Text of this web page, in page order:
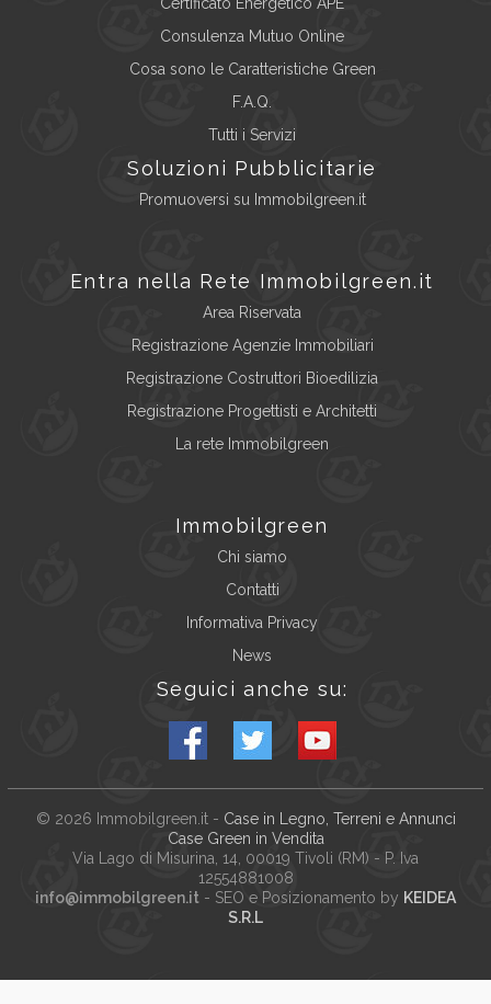
Consulenza Mutuo Online
Cosa sono le Caratteristiche Green
F.A.Q.
Tutti i Servizi
Soluzioni Pubblicitarie
Promuoversi su Immobilgreen.it
Entra nella Rete Immobilgreen.it
Area Riservata
Registrazione Agenzie Immobiliari
Registrazione Costruttori Bioedilizia
Registrazione Progettisti e Architetti
La rete Immobilgreen
Immobilgreen
Chi siamo
Contatti
Informativa Privacy
News
Seguici anche su:
© 2026 Immobilgreen.it- Case in Legno, Terreni e Annunci
Case Green in Vendita
Via Lago di Misurina, 14 , 00019 Tivoli (RM) - P. Iva
12554881008
info@immobilgreen.it - SEO e Posizionamento by KEIDEA
S.R.L